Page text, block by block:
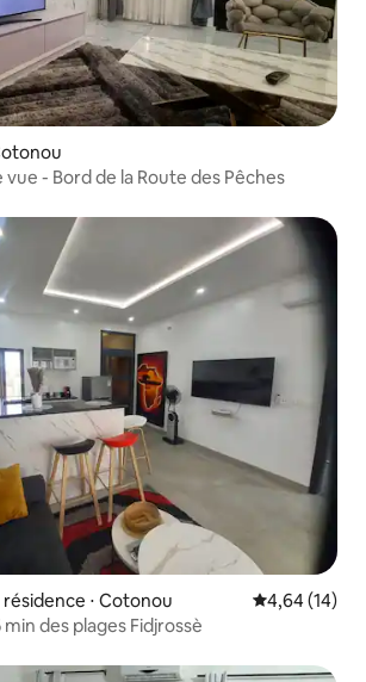
- Bord de la Route des Pêches
⋅ Cotonou Évaluation
4,64 (14)
des plages Fidjrossè